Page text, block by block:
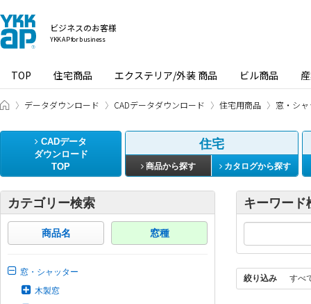
ビジネスのお客様
YKK AP for business
TOP 住宅商品 エクステリア/外装 商品 ビル商品
ビジネスのお客様 HOME
データダウンロード CADデータダウンロード 住宅用商品 窓・シ
CADデータ
ダウンロード
TOP
住宅
商品から探す カタログから探す
カテゴリー検索
商品名 窓種
窓・シャッター
木製窓
キーワード
絞り込み すべ